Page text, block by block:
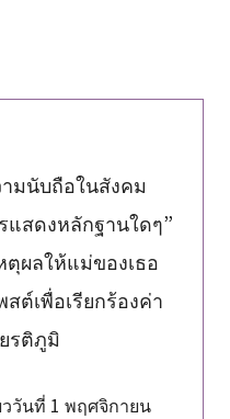
มนับถือในสังคม
สดงหลักฐานใดๆ”
ผลให้แม่ของเธอ
สต์เพื่อเรียกร้องค่า
รติภูมิ
วันที่ 1 พฤศจิกายน